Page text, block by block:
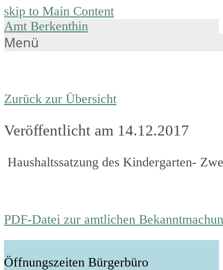
skip to Main Content
Amt Berkenthin
Menü
Zurück zur Übersicht
Veröffentlicht am 14.12.2017
Haushaltssatzung des Kindergarten-
PDF-Datei zur amtlichen
Öffnungszeiten Bürgerbüro